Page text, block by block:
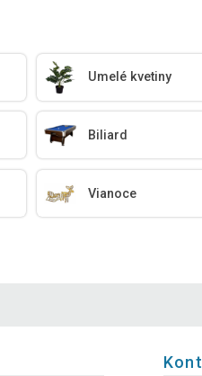
Umelé kvetiny
Biliard
Vianoce